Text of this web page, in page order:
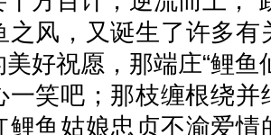
之风，又诞生了许多
好祝愿，那端庄“鲤鱼
一笑吧；那枝缠根绕并
鲤鱼姑娘忠贞不渝爱